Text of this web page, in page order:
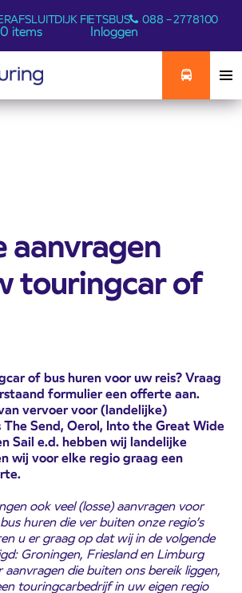
AFSLUITDIJK FIETSBUS 088 – 2778100
0 items Inloggen
touringcar of
of bus huren voor uw reis? Vraag
formulier een offerte aan.
vervoer voor (landelijke)
Send, Oerol, Into the Great Wide
Sail e.d. hebben wij landelijke
wij voor elke regio graag een
ook veel (losse) aanvragen voor
huren die ver buiten onze regio’s
u er graag op dat wij in de volgende
Groningen, Friesland en Limburg
die buiten ons bereik liggen,
touringcarbedrijf in uw eigen regio